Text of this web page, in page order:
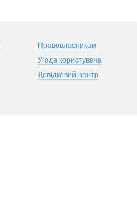
Правовласникам
Угода користувача
Довідковий центр